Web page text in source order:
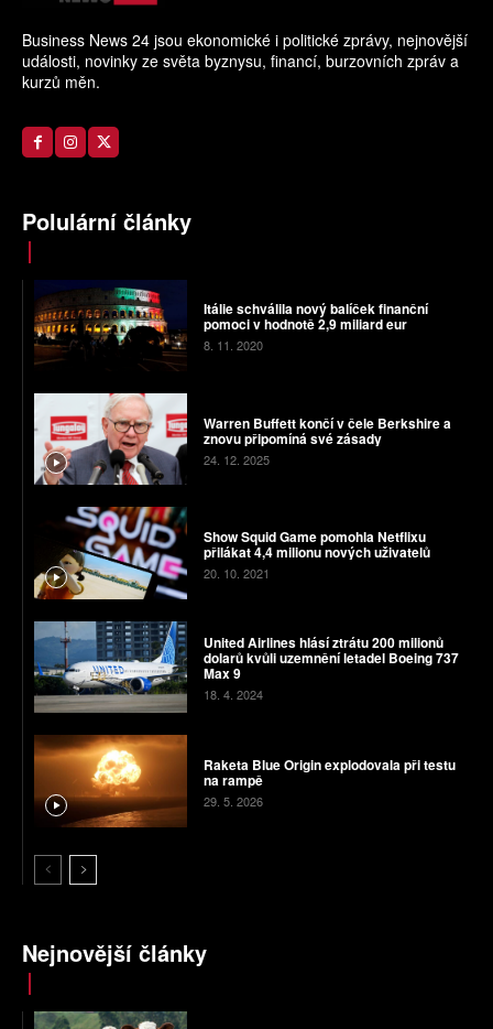
Business News 24 jsou ekonomické i politické zprávy, nejnovější
události, novinky ze světa byznysu, financí, burzovních zpráv a
kurzů měn.
Polulární články
Itálie schválila nový balíček finanční
pomoci v hodnotě 2,9 miliard eur
8. 11. 2020
Warren Buffett končí v čele Berkshire a
znovu připomíná své zásady
24. 12. 2025
Show Squid Game pomohla Netflixu
přilákat 4,4 milionu nových uživatelů
20. 10. 2021
United Airlines hlásí ztrátu 200 milionů
dolarů kvůli uzemnění letadel Boeing 737
Max 9
18. 4. 2024
Raketa Blue Origin explodovala při testu
na rampě
29. 5. 2026
Nejnovější články